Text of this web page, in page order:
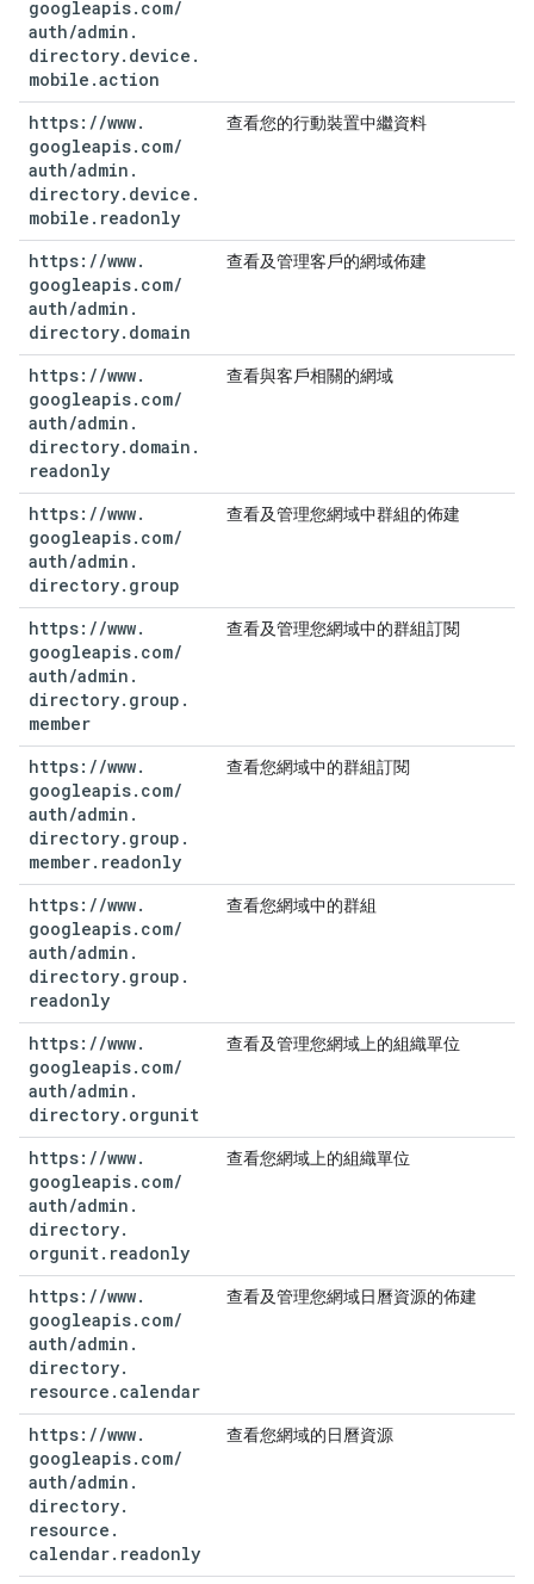
googleapis. com/
auth/admin .
directory. device .
mobile .action
https: //www.
googleapis. com/
auth/admin .
directory. device .
mobile . readonly
查看您的行動裝置中繼資料
https: //www.
googleapis. com/
auth/admin .
directory. domain
查看及管理客戶的網域佈建
https: //www.
googleapis. com/
auth/admin .
directory. domain .
readonly
查看與客戶相關的網域
https: //www.
googleapis. com/
auth/admin .
directory. group
查看及管理您網域中群組的佈建
https: //www.
googleapis. com/
auth/admin .
directory. group .
member
查看及管理您網域中的群組訂閱
https: //www.
googleapis. com/
auth/admin .
directory. group .
member. readonly
查看您網域中的群組訂閱
https: //www.
googleapis. com/
auth/admin .
directory. group .
readonly
查看您網域中的群組
https: //www.
googleapis. com/
auth/admin .
directory. orgunit
查看及管理您網域上的組織單位
https: //www.
googleapis. com/
auth/admin .
directory.
orgunit. readonly
查看您網域上的組織單位
https: //www.
googleapis. com/
auth/admin .
directory.
resource . calendar
查看及管理您網域日曆資源的佈建
https: //www.
googleapis. com/
auth/admin .
directory.
resource .
calendar. readonly
查看您網域的日曆資源